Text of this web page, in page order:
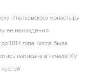
Ипатьевского монастыря
ее нахождения
1814 года, когда была
написана в начале XV
частей.